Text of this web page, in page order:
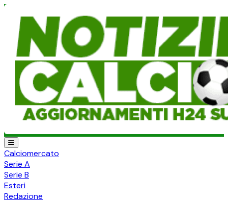
Calciomercato
Serie A
Serie B
Esteri
Redazione